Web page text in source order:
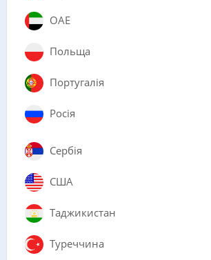
ОАЕ
Польща
Португалія
Росія
Сербія
США
Таджикистан
Туреччина